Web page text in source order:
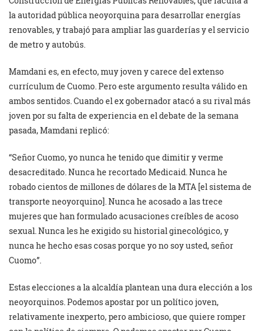
la autoridad pública neoyorquina para desarrollar energías
renovables, y trabajó para ampliar las guarderías y el servicio
de metro y autobús.
Mamdani es, en efecto, muy joven y carece del extenso
currículum de Cuomo. Pero este argumento resulta válido en
ambos sentidos. Cuando el ex gobernador atacó a su rival más
joven por su falta de experiencia en el debate de la semana
pasada, Mamdani replicó:
“Señor Cuomo, yo nunca he tenido que dimitir y verme
desacreditado. Nunca he recortado Medicaid. Nunca he
robado cientos de millones de dólares de la MTA [el sistema de
transporte neoyorquino]. Nunca he acosado a las trece
mujeres que han formulado acusaciones creíbles de acoso
sexual. Nunca les he exigido su historial ginecológico, y
nunca he hecho esas cosas porque yo no soy usted, señor
Cuomo”.
Estas elecciones a la alcaldía plantean una dura elección a los
neoyorquinos. Podemos apostar por un político joven,
relativamente inexperto, pero ambicioso, que quiere romper